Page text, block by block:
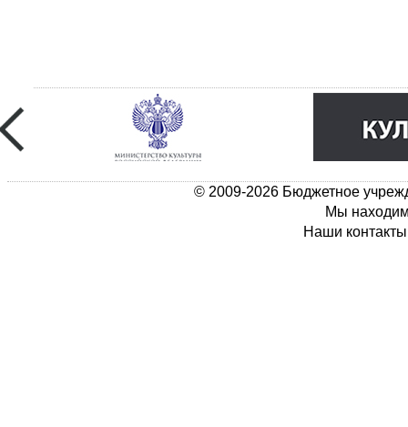
© 2009-2026 Бюджетное
Мы
Наши